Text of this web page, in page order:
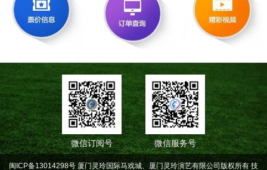
微信订阅号 微信服务号
闽ICP备13014298号 厦门灵玲国际马戏城、厦门灵玲演艺有限公司版权所有 技